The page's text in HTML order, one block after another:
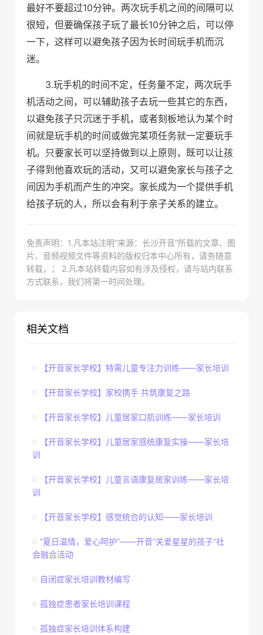
最好不要超过10分钟。两次玩手机之间的间隔可以
很短，但要确保孩子玩了最长10分钟之后，可以停
一下，这样可以避免孩子因为长时间玩手机而沉
迷。
3.玩手机的时间不定，任务量不定，两次玩手
机活动之间，可以辅助孩子去玩一些其它的东西，
以避免孩子只沉迷于手机，或者刻板地认为某个时
间就是玩手机的时间或做完某项任务就一定要玩手
机。只要家长可以坚持做到以上原则，既可以让孩
子得到他喜欢玩的活动，又可以避免家长与孩子之
间因为手机而产生的冲突。家长成为一个提供手机
给孩子玩的人，所以会有利于亲子关系的建立。
免责声明：1.凡本站注明“来源：长沙开音”所载的文章、图
片、音频视频文件等资料的版权归本中心所有，请务随意
转载，； 2.凡本站转载内容如有涉及侵权，请与站内联系
方式联系，我们将第一时间处理。
相关文档
【开音家长学校】特需儿童专注力训练——家长培训
【开音家长学校】家校携手 共筑康复之路
【开音家长学校】儿童居家口肌训练——家长培训
【开音家长学校】儿童居家感统康复实操——家长培
训
【开音家长学校】儿童言语康复居家训练——家长培
训
【开音家长学校】感觉统合的认知——家长培训
“夏日温情，爱心呵护”——开音“关爱星星的孩子”社
会融合活动
自闭症家长培训教材编写
孤独症患者家长培训课程
孤独症家长培训体系构建